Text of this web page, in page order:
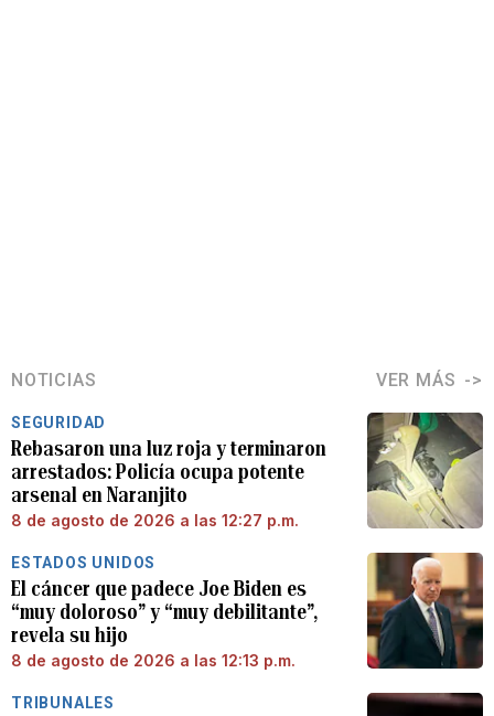
NOTICIAS VER MÁS
SEGURIDAD
Rebasaron una luz roja y terminaron
arrestados: Policía ocupa potente
arsenal en Naranjito
8 de agosto de 2026 a las 12:27 p.m.
ESTADOS UNIDOS
El cáncer que padece Joe Biden es
“muy doloroso” y “muy debilitante”,
revela su hijo
8 de agosto de 2026 a las 12:13 p.m.
TRIBUNALES